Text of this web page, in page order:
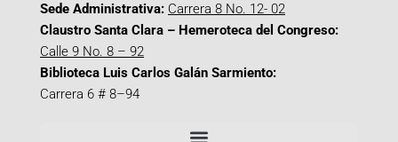
Sede Administrativa: Carrera 8 No. 12- 02
Claustro Santa Clara – Hemeroteca del Congreso:
Calle 9 No. 8 – 92
Biblioteca Luis Carlos Galán Sarmiento:
Carrera 6 # 8–94